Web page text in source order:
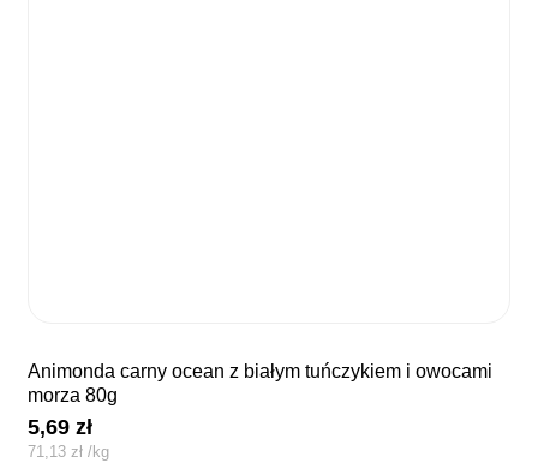
animonda carny ocean z białym tuńczykiem i owocami
morza 80g
5,69zł
71,13zł /kg